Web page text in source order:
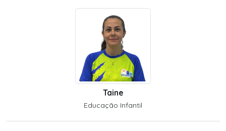
Taine
Educação Infantil